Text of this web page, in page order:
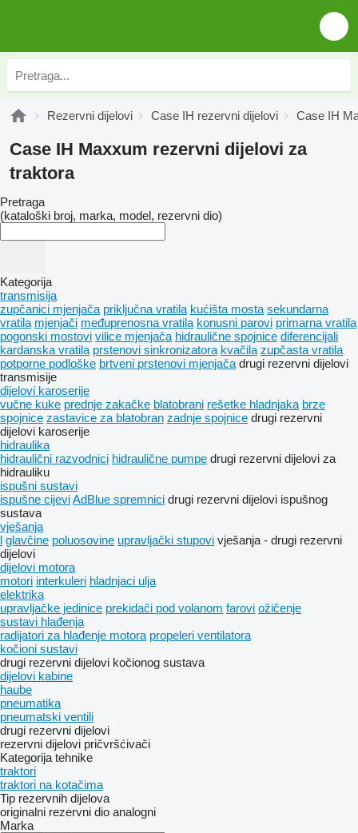
Rezervni dijelovi Case IH rezervni dijelovi Case IH
Case IH Maxxum rezervni dijelovi za
traktora
Pretraga
(kataloški broj, marka, model, rezervni dio)
Kategorija
transmisija
zupčanici mjenjača priključna vratila kućišta mosta sekundarna
vratila mjenjači međuprenosna vratila konusni parovi primarna vratila
pogonski mostovi vilice mjenjača hidraulične spojnice diferencijali
kardanska vratila prstenovi sinkronizatora kvačila zupčasta vratila
potporne podloške brtveni prstenovi mjenjača drugi rezervni dijelovi
transmisije
dijelovi karoserije
vučne kuke prednje zakačke blatobrani rešetke hladnjaka brze
spojnice zastavice za blatobran zadnje spojnice drugi rezervni
dijelovi karoserije
hidraulika
hidraulični razvodnici hidraulične pumpe drugi rezervni dijelovi za
hidrauliku
ispušni sustavi
ispušne cijeviAdBlue spremnici drugi rezervni dijelovi ispušnog
sustava
vješanja
l glavčine poluosovine upravljački stupovi vješanja - drugi rezervni
dijelovi
dijelovi motora
motori interkuleri hladnjaci ulja
elektrika
upravljačke jedinice prekidači pod volanom farovi ožičenje
sustavi hlađenja
radijatori za hlađenje motora propeleri ventilatora
kočioni sustavi
drugi rezervni dijelovi kočionog sustava
dijelovi kabine
haube
pneumatika
pneumatski ventili
drugi rezervni dijelovi
rezervni dijelovi pričvršćivači
Kategorija tehnike
traktori
traktori na kotačima
Tip rezervnih dijelova
originalni rezervni dio analogni
Marka